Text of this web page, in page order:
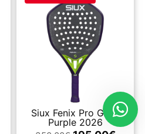
Siux Fenix Pro Glow
Purple 2026